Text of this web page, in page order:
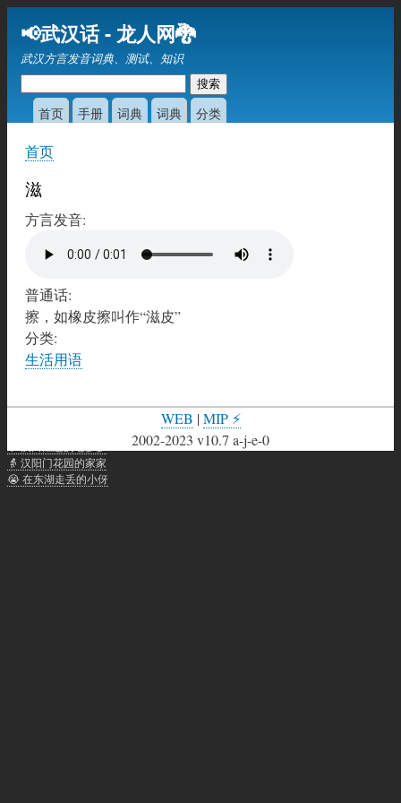
主
要
📢武汉话 - 龙人网🐉
武汉方言发音词典、测试、知识
首页 手册 词典 词典 分类
你
在
这
里
首页
滋
方言发音:
普通话:
擦，如橡皮擦叫作“滋皮”
分类:
生活用语
👵 汉阳门花园的家家
😭 在东湖走丢的小伢
WEB |MIP ⚡
2002-2023 v10.7 a-j-e-0